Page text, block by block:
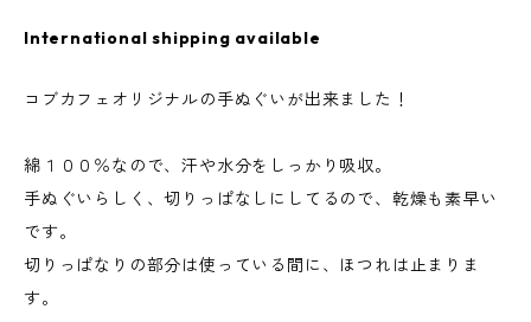
International shipping available
コブカフェオリジナルの手ぬぐいが出来ました！
綿１００％なので、汗や水分をしっかり吸収。
手ぬぐいらしく、切りっぱなしにしてるので、乾燥も素早い
です。
切りっぱなりの部分は使っている間に、ほつれは止まりま
す。